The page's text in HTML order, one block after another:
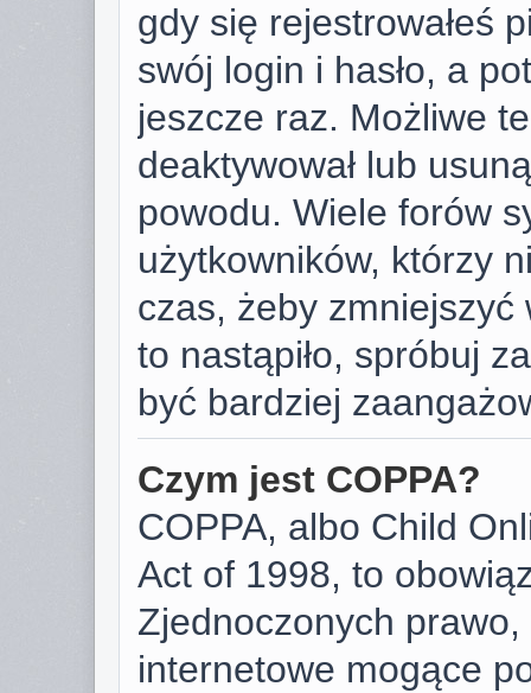
gdy się rejestrowałeś
swój login i hasło, a
jeszcze raz. Możliwe
deaktywował lub
powodu. Wiele forów
użytkowników, którzy
czas, żeby
to nastąpiło, spróbuj
być bardziej
Czym jest COPPA?
COPPA, albo Child
Act of 1998, to
Zjednoczonych
internetowe mogące